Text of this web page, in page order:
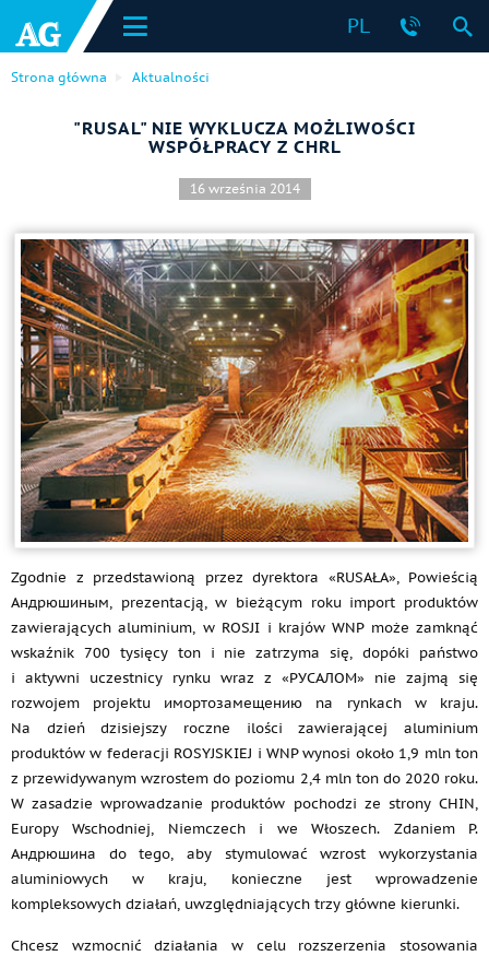
PL
Strona główna Aktualności
"RUSAL" NIE WYKLUCZA MOŻLIWOŚCI
WSPÓŁPRACY Z CHRL
16 września 2014
Zgodnie z przedstawioną przez dyrektora «RUSAŁA», Powieścią
Андрюшиным, prezentacją, w bieżącym roku import produktów
zawierających aluminium, w ROSJI i krajów WNP może zamknąć
wskaźnik 700 tysięcy ton i nie zatrzyma się, dopóki państwo
i aktywni uczestnicy rynku wraz z «РУСАЛОМ» nie zajmą się
rozwojem projektu имортозамещению na rynkach w kraju.
Na dzień dzisiejszy roczne ilości zawierającej aluminium
produktów w federacji ROSYJSKIEJ i WNP wynosi około 1,9 mln ton
z przewidywanym wzrostem do poziomu 2,4 mln ton do 2020 roku.
W zasadzie wprowadzanie produktów pochodzi ze strony CHIN,
Europy Wschodniej, Niemczech i we Włoszech. Zdaniem P.
Андрюшина do tego, aby stymulować wzrost wykorzystania
aluminiowych w kraju, konieczne jest wprowadzenie
kompleksowych działań, uwzględniających trzy główne kierunki.
Chcesz wzmocnić działania w celu rozszerzenia stosowania